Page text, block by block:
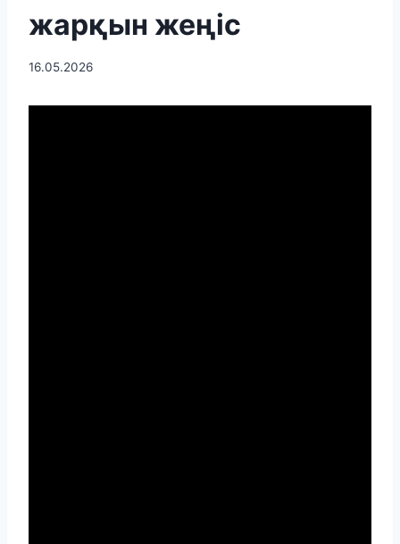
жарқын жеңіс
16.05.2026